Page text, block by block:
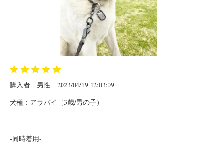
購入者 男性
2023/04/19 12:03:09
犬種：アラバイ（3歳/男の子）
-同時着用-